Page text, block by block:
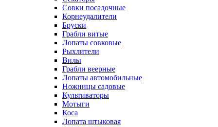
Совки посадочные
Корнеудалители
Бруски
Грабли витые
Лопаты совковые
Рыхлители
Вилы
Грабли веерные
Лопаты автомобильные
Ножницы садовые
Культиваторы
Мотыги
Коса
Лопата штыковая